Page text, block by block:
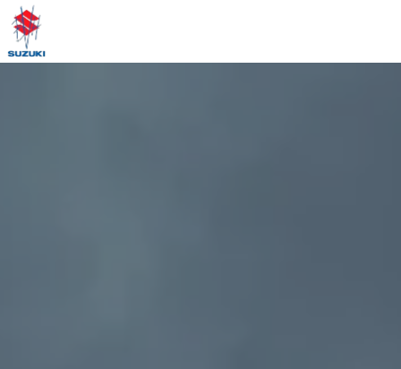
Panneau de gestion des cookies